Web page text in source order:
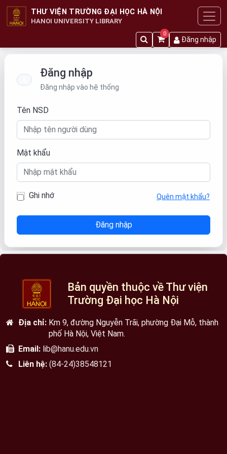
THƯ VIỆN TRƯỜNG ĐẠI HỌC HÀ NỘI
HANOI UNIVERSITY LIBRARY
0
Đăng nhập
Đăng nhập
Đăng nhập vào hệ thống
Tên NSD
Mật khẩu
Ghi nhớ Quên mật khẩu?
Bản quyền thuộc về Thư viện
Trường Đại học Hà Nội
Địa chỉ: Km 9, đường Nguyễn Trãi, phường Đại Mỗ, thành
phố Hà Nội, Việt Nam.
Email: lib@hanu.edu.vn
Liên hệ: (84-24)38548121